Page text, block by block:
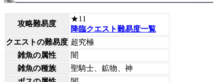
攻略難易度
★11
降臨クエスト難易度一覧
クエストの難易度 超究極
雑魚の属性
闇
雑魚の種族
聖騎士、鉱物、神